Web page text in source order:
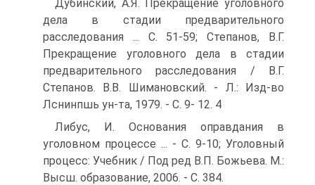
Дубинский, А.Я. Прекращение уголовного
дела в стадии предварительного
расследования ... С. 51-59; Степанов, В.Г.
Прекращение уголовного дела в стадии
предварительного расследования / В.Г.
Степанов. В.В. Шимановский. - Л.: Изд-во
Лснинпшь ун-та, 1979. - С. 9- 12. 4
Либус, И. Основания оправдания в
уголовном процессе ... - С. 9-10; Уголовный
процесс: Учебник / Под ред В.П. Божьева. М.:
Высш. образование, 2006. - С. 384.